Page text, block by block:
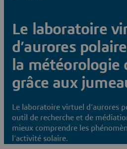
Le laboratoire
d’aurores
la météorologie
grâce aux
Le laboratoire virtuel d’aurores
outil de recherche et de
mieux comprendre les
l’activité solaire.